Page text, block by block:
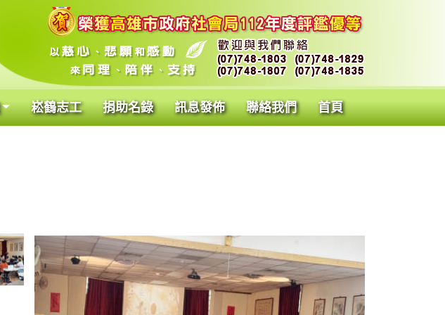
崧鶴志工 捐助名錄 訊息發佈 聯絡我們 首頁